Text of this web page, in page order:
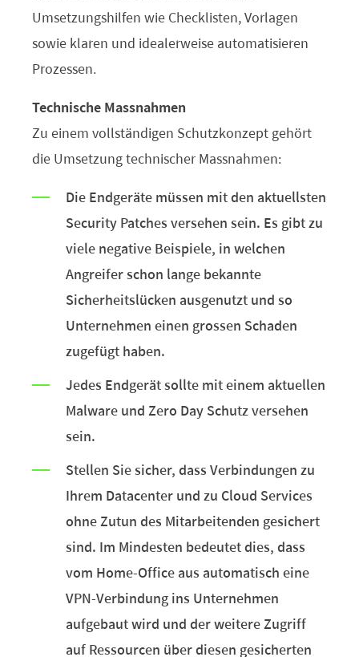
Umsetzungshilfen wie Checklisten, Vorlagen
sowie klaren und idealerweise automatisieren
Prozessen.
Technische Massnahmen
Zu einem vollständigen Schutzkonzept gehört
die Umsetzung technischer Massnahmen:
Die Endgeräte müssen mit den aktuellsten
Security Patches versehen sein. Es gibt zu
viele negative Beispiele, in welchen
Angreifer schon lange bekannte
Sicherheitslücken ausgenutzt und so
Unternehmen einen grossen Schaden
zugefügt haben.
Jedes Endgerät sollte mit einem aktuellen
Malware und Zero Day Schutz versehen
sein.
Stellen Sie sicher, dass Verbindungen zu
Ihrem Datacenter und zu Cloud Services
ohne Zutun des Mitarbeitenden gesichert
sind. Im Mindesten bedeutet dies, dass
vom Home-Office aus automatisch eine
VPN-Verbindung ins Unternehmen
aufgebaut wird und der weitere Zugriff
auf Ressourcen über diesen gesicherten